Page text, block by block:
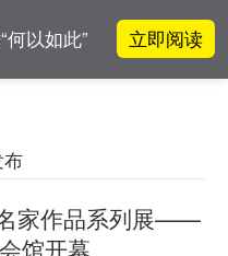
以如此” 立即阅读
为何要成
？家作品系列展——
馆开幕